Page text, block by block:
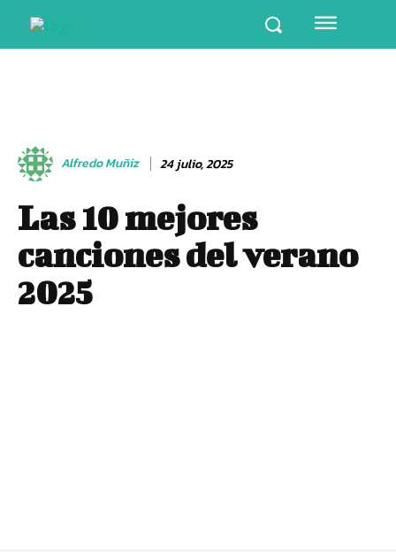
Alfredo Muñiz 24 julio, 2025
Las 10 mejores
canciones del verano
2025